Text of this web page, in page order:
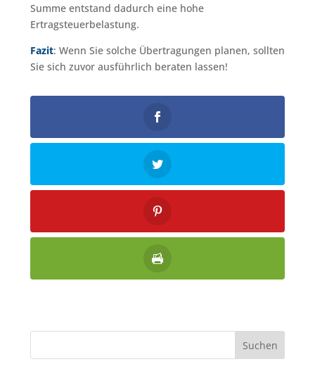
Summe entstand dadurch eine hohe
Ertragsteuerbelastung.
Fazit: Wenn Sie solche Übertragungen planen, sollten
Sie sich zuvor ausführlich beraten lassen!